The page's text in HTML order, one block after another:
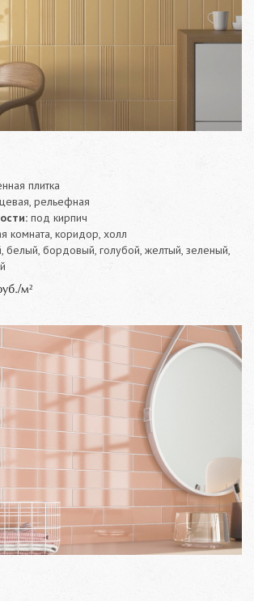
плитка
рельефная
под кирпич
комната, коридор, холл
белый, бордовый, голубой, желтый, зеленый,
м²